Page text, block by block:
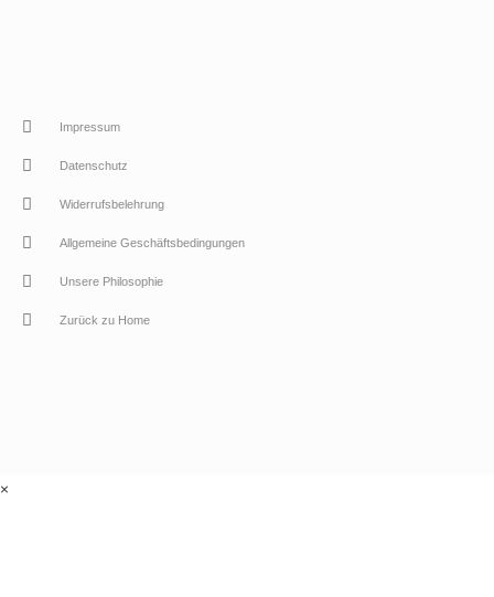
Impressum
Datenschutz
Widerrufsbelehrung
Allgemeine Geschäftsbedingungen
Unsere Philosophie
Zurück zu Home
×